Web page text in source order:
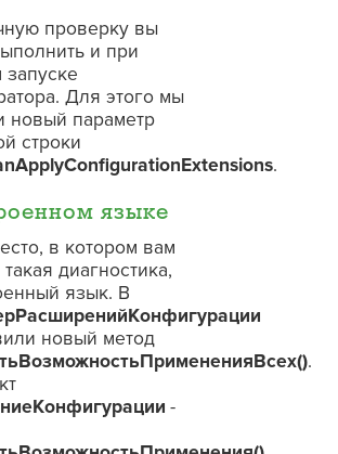
проверку вы
и при
запуске
Для этого мы
новый параметр
строки
.
языке
в котором вам
диагностика,
язык. В
новый метод
.
-